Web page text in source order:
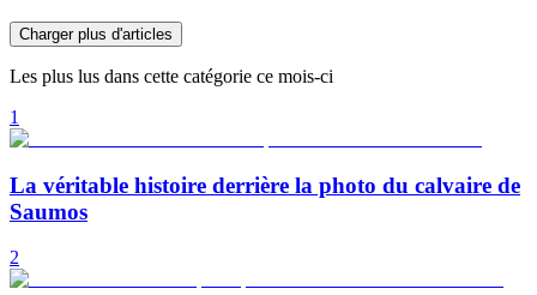
Charger plus d'articles
Les plus lus dans cette catégorie ce mois-ci
1
La véritable histoire derrière la photo du calvaire de
Saumos
2